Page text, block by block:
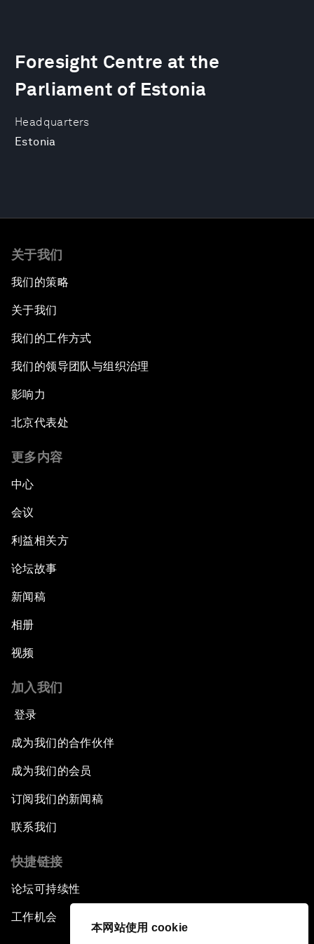
本网站使用 cookie
Headquarters
Estonia
Foresight Centre at the
Parliament of Estonia
关于我们
我们的策略
关于我们
我们的工作方式
我们的领导团队与组织治理
影响力
北京代表处
更多内容
中心
会议
利益相关方
论坛故事
新闻稿
相册
视频
加入我们
登录
成为我们的合作伙伴
成为我们的会员
订阅我们的新闻稿
联系我们
快捷链接
论坛可持续性
工作机会